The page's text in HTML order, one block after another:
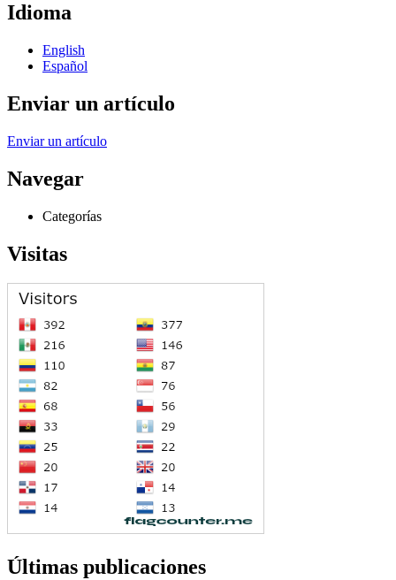
Idioma
English
Español
Enviar un artículo
Enviar un artículo
Navegar
Categorías
Visitas
Últimas publicaciones